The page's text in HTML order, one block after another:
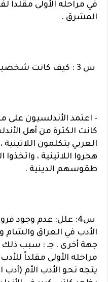
في مراحله الأولى مقلداً
المشرق .
س 3 : كيف كانت شخصية الأندلس العلمية ؟
- اعتمد الأندلسيون على
كانت الكثرة من أهل
العربي يتكلمون
هجروا اللاتينية ،
طقوسهم الدينية .
س4: علل: عدم وجود
الأدب في العراق
جهة أخرى . جـ : سبب ذلك
مراحله الأولى مقلداً